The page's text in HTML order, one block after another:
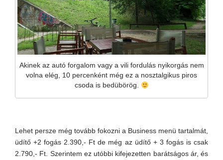
Akinek az autó forgalom vagy a vili fordulás nyikorgás nem
volna elég, 10 percenként még ez a nosztalgikus piros
csoda is bedübörög.
Lehet persze még tovább fokozni a Business menü tartalmát,
üdítő +2 fogás 2.390,- Ft de még az üdítő + 3 fogás is csak
2.790,- Ft. Szerintem ez utóbbi kifejezetten barátságos ár, és